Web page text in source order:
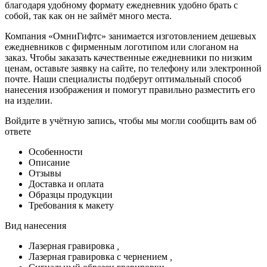
благодаря удобному формату ежедневник удобно брать с
собой, так как он не займёт много места.
Компания «ОмниГифтс» занимается изготовлением дешевых
ежедневников с фирменным логотипом или слоганом на
заказ. Чтобы заказать качественные ежедневники по низким
ценам, оставьте заявку на сайте, по телефону или электронной
почте. Наши специалисты подберут оптимальный способ
нанесения изображения и помогут правильно разместить его
на изделии.
Войдите в учётную запись, чтобы мы могли сообщить вам об
ответе
Особенности
Описание
Отзывы
Доставка и оплата
Образцы продукции
Требования к макету
Вид нанесения
Лазерная гравировка
Лазерная гравировка с чернением